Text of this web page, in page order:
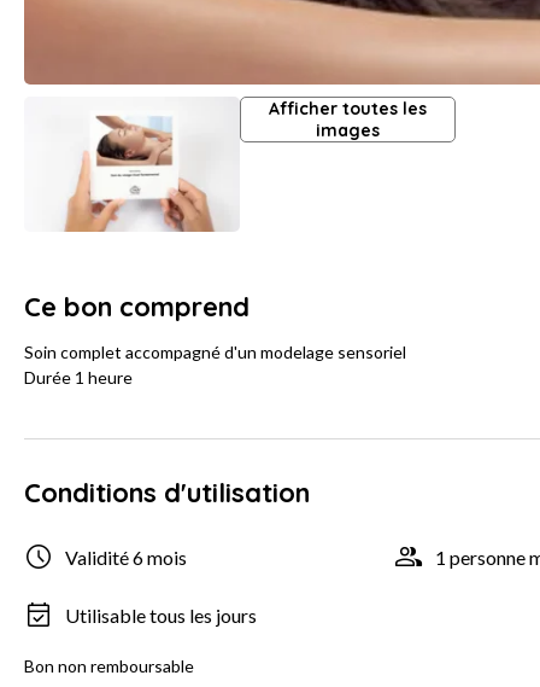
Afficher toutes les
images
Ce bon comprend
Soin complet accompagné d'un modelage sensoriel
Durée 1 heure
Conditions d'utilisation
Validité 6 mois 1 personne
Utilisable tous les jours
Bon non remboursable